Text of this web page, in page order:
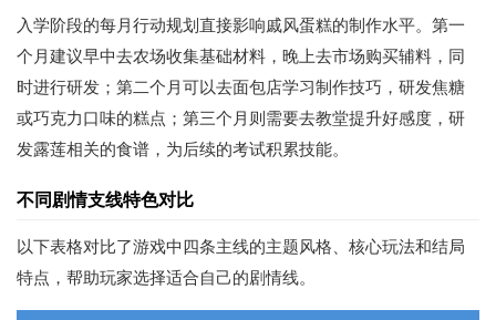
入学阶段的每月行动规划直接影响戚风蛋糕的制作水平。第一
个月建议早中去农场收集基础材料，晚上去市场购买辅料，同
时进行研发；第二个月可以去面包店学习制作技巧，研发焦糖
或巧克力口味的糕点；第三个月则需要去教堂提升好感度，研
发露莲相关的食谱，为后续的考试积累技能。
不同剧情支线特色对比
以下表格对比了游戏中四条主线的主题风格、核心玩法和结局
特点，帮助玩家选择适合自己的剧情线。